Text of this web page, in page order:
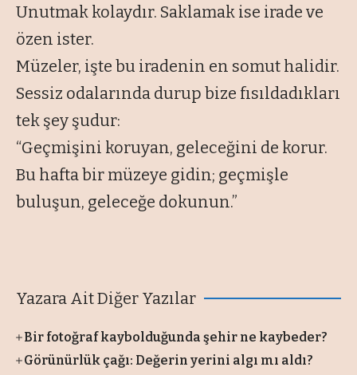
Unutmak kolaydır. Saklamak ise irade ve
özen ister.
Müzeler, işte bu iradenin en somut halidir.
Sessiz odalarında durup bize fısıldadıkları
tek şey şudur:
“Geçmişini koruyan, geleceğini de korur.
Bu hafta bir müzeye gidin; geçmişle
buluşun, geleceğe dokunun.”
Yazara Ait Diğer Yazılar
Bir fotoğraf kaybolduğunda şehir ne kaybeder?
Görünürlük çağı: Değerin yerini algı mı aldı?